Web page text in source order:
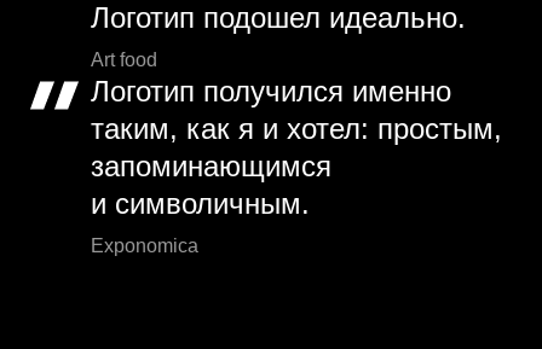
Логотип подошел идеально.
Art food
Логотип получился именно
таким, как я и хотел: простым,
запоминающимся
и символичным.
Exponomica